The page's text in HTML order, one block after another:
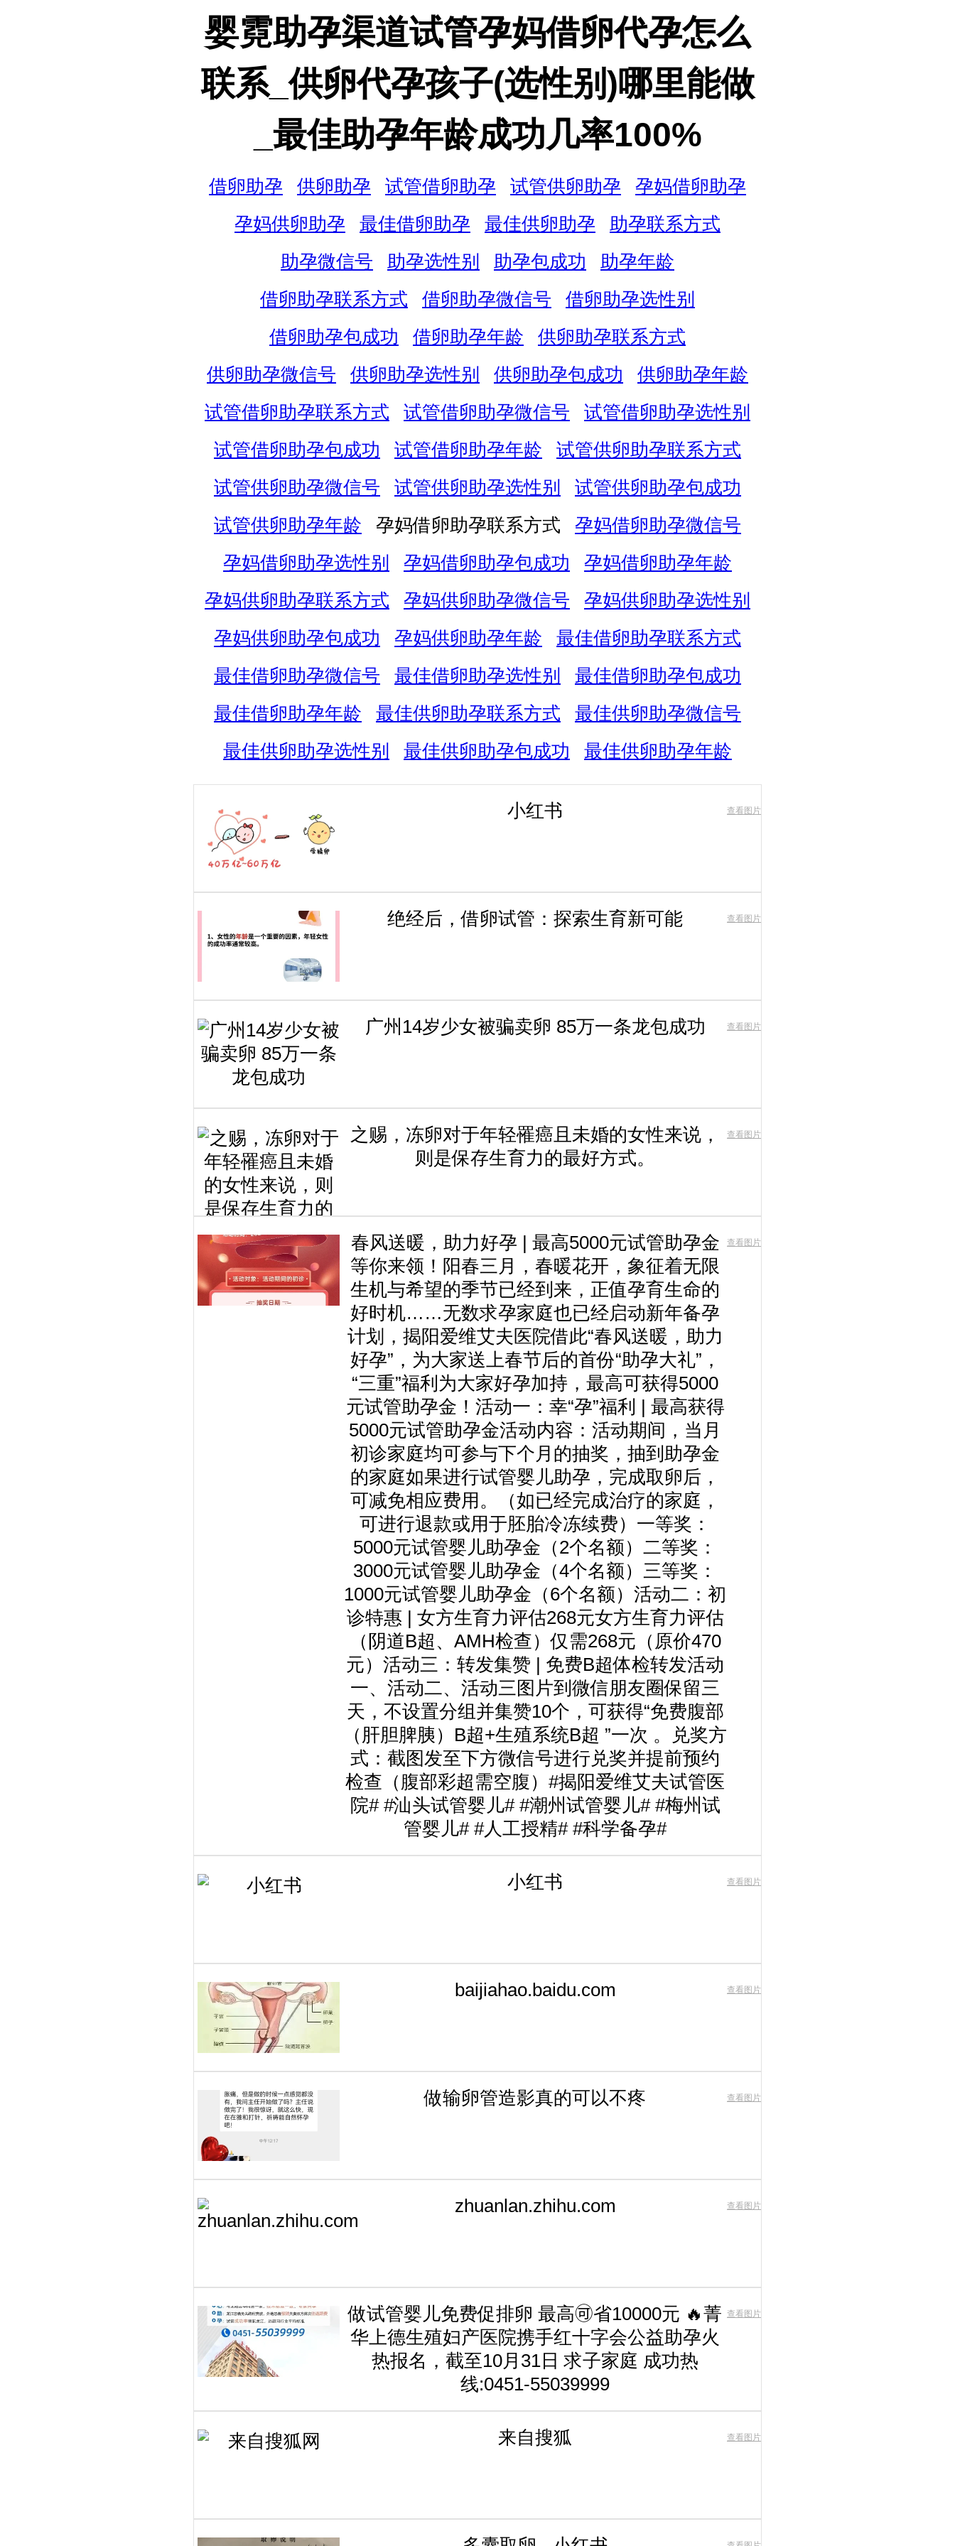
婴霓助孕渠道试管孕妈借卵代孕怎么
联系_供卵代孕孩子(选性别)哪里能做
_最佳助孕年龄成功几率100%
借卵助孕 供卵助孕 试管借卵助孕 试管供卵助孕
孕妈借卵助孕
孕妈供卵助孕
最佳借卵助孕 最佳供卵助孕
助孕联系方式
助孕微信号
助孕选性别 助孕包成功
助孕年龄
借卵助孕联系方式
借卵助孕微信号
借卵助孕选性别
借卵助孕包成功
借卵助孕年龄
供卵助孕联系方式
供卵助孕微信号
供卵助孕选性别 供卵助孕包成功
供卵助孕年龄
试管借卵助孕联系方式
试管借卵助孕微信号
试管借卵助孕选性别
试管借卵助孕包成功
试管借卵助孕年龄
试管供卵助孕联系方式
试管供卵助孕微信号
试管供卵助孕选性别
试管供卵助孕包成功
试管供卵助孕年龄
孕妈借卵助孕联系方式
孕妈借卵助孕微信号
孕妈借卵助孕选性别
孕妈借卵助孕包成功
孕妈借卵助孕年龄
孕妈供卵助孕联系方式
孕妈供卵助孕微信号
孕妈供卵助孕选性别
孕妈供卵助孕包成功
孕妈供卵助孕年龄
最佳借卵助孕联系方式
最佳借卵助孕微信号
最佳借卵助孕选性别
最佳借卵助孕包成功
最佳借卵助孕年龄
最佳供卵助孕联系方式
最佳供卵助孕微信号
最佳供卵助孕选性别
最佳供卵助孕包成功 最佳供卵助孕年龄
小红书 查看图片
绝经后，借卵试管：探索生育新可能 查看图片
广州14岁少女被骗卖卵 85万一条龙包成功 查看图片
之赐，冻卵对于年轻罹癌且未婚的女性来说，
则是保存生育力的最好方式。
查看图片
春风送暖，助力好孕 | 最高5000元试管助孕金
等你来领！阳春三月，春暖花开，象征着无限
生机与希望的季节已经到来，正值孕育生命的
好时机……无数求孕家庭也已经启动新年备孕
计划，揭阳爱维艾夫医院借此“春风送暖，助力
好孕”，为大家送上春节后的首份“助孕大礼”，
“三重”福利为大家好孕加持，最高可获得5000
元试管助孕金！活动一：幸“孕”福利 | 最高获得
5000元试管助孕金活动内容：活动期间，当月
初诊家庭均可参与下个月的抽奖，抽到助孕金
的家庭如果进行试管婴儿助孕，完成取卵后，
可减免相应费用。（如已经完成治疗的家庭，
可进行退款或用于胚胎冷冻续费）一等奖：
5000元试管婴儿助孕金（2个名额）二等奖：
3000元试管婴儿助孕金（4个名额）三等奖：
1000元试管婴儿助孕金（6个名额）活动二：初
诊特惠 | 女方生育力评估268元女方生育力评估
（阴道B超、AMH检查）仅需268元（原价470
元）活动三：转发集赞 | 免费B超体检转发活动
一、活动二、活动三图片到微信朋友圈保留三
天，不设置分组并集赞10个，可获得“免费腹部
（肝胆脾胰）B超+生殖系统B超 ”一次 。兑奖方
式：截图发至下方微信号进行兑奖并提前预约
检查（腹部彩超需空腹）#揭阳爱维艾夫试管医
院# #汕头试管婴儿# #潮州试管婴儿# #梅州试
管婴儿# #人工授精# #科学备孕#
查看图片
小红书 查看图片
baijiahao.baidu.com 查看图片
做输卵管造影真的可以不疼 查看图片
zhuanlan.zhihu.com 查看图片
做试管婴儿免费促排卵 最高🉑省10000元 🔥菁
华上德生殖妇产医院携手红十字会公益助孕火
热报名，截至10月31日 求子家庭 成功热
线:0451-55039999
查看图片
来自搜狐 查看图片